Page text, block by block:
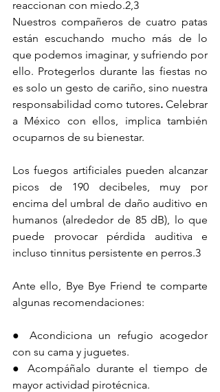
reaccionan con miedo.2,3
Nuestros compañeros de cuatro patas
están escuchando mucho más de lo
que podemos imaginar, y sufriendo por
ello. Protegerlos durante las fiestas no
es solo un gesto de cariño, sino nuestra
responsabilidad como tutores. Celebrar
a México con ellos, implica también
ocuparnos de su bienestar.
Los fuegos artificiales pueden alcanzar
picos de 190 decibeles, muy por
encima del umbral de daño auditivo en
humanos (alrededor de 85 dB), lo que
puede provocar pérdida auditiva e
incluso tinnitus persistente en perros.3
Ante ello, Bye Bye Friend te comparte
algunas recomendaciones:
● Acondiciona un refugio acogedor
con su cama y juguetes.
● Acompáñalo durante el tiempo de
mayor actividad pirotécnica.